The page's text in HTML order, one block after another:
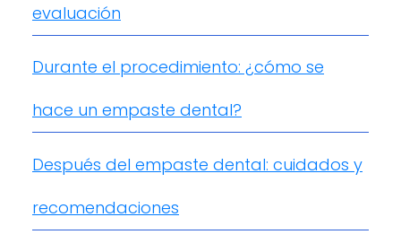
evaluación
Durante el procedimiento: ¿cómo se
hace un empaste dental?
Después del empaste dental: cuidados y
recomendaciones